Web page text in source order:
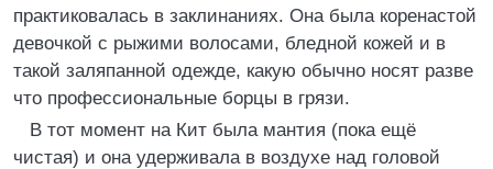
практиковалась в заклинаниях. Она была коренастой
девочкой с рыжими волосами, бледной кожей и в
такой заляпанной одежде, какую обычно носят разве
что профессиональные борцы в грязи.
В тот момент на Кит была мантия (пока ещё
чистая) и она удерживала в воздухе над головой